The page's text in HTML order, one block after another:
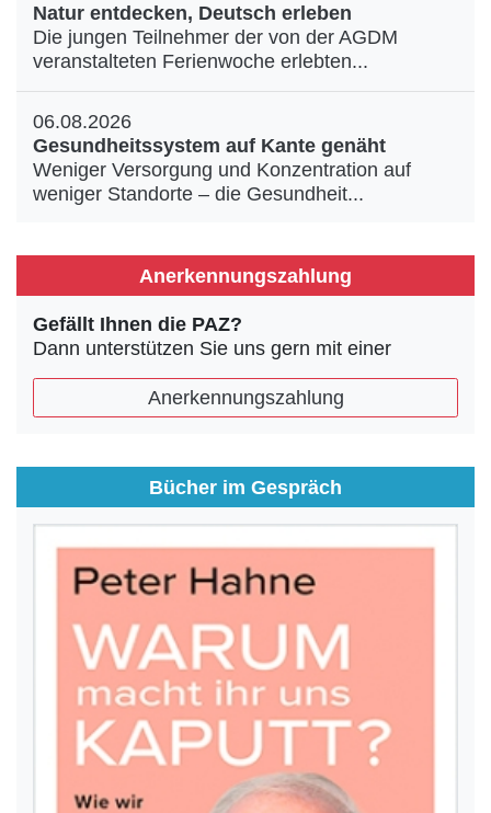
Natur entdecken, Deutsch erleben
Die jungen Teilnehmer der von der AGDM
veranstalteten Ferienwoche erlebten...
06.08.2026
Gesundheitssystem auf Kante genäht
Weniger Versorgung und Konzentration auf
weniger Standorte – die Gesundheit...
Anerkennungszahlung
Gefällt Ihnen die PAZ?
Dann unterstützen Sie uns gern mit einer
Anerkennungszahlung
Bücher im Gespräch